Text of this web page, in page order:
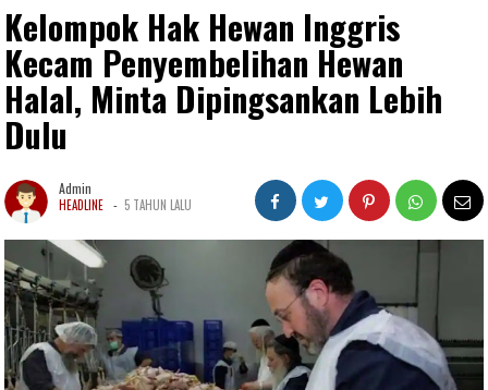
Kelompok Hak Hewan Inggris
Kecam Penyembelihan Hewan
Halal, Minta Dipingsankan Lebih
Dulu
Admin
HEADLINE - 5 TAHUN LALU